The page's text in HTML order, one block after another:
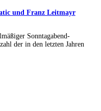
und Franz Leitmayr
Sonntagabend-
der in den letzten Jahren